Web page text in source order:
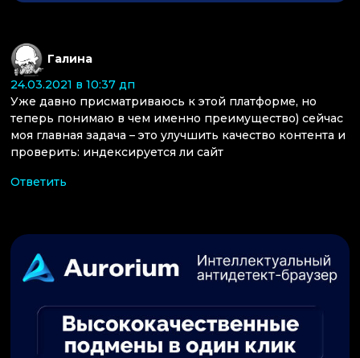
Галина
24.03.2021 в 10:37 дп
Уже давно присматриваюсь к этой платформе, но
теперь понимаю в чем именно преимущество) сейчас
моя главная задача – это улучшить качество контента и
проверить: индексируется ли сайт
Ответить